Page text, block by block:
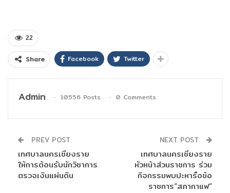
22
Share Facebook Twitter
Admin 10556 Posts 0 Comments
PREV POST
เทศบาลนครเชียงราย
ให้การต้อนรับนักวิชาการ
ตรวจเงินแผ่นดิน
NEXT POST
เทศบาลนครเชียงราย
หัวหน้าส่วนราชการ ร่วม
กิจกรรมพบปะหารือข้อ
ราชการ“สภากาแฟ”